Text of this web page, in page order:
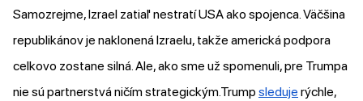
Samozrejme, Izrael zatiaľ nestratí USA ako spojenca. Väčšina
republikánov je naklonená Izraelu, takže americká podpora
celkovo zostane silná. Ale, ako sme už spomenuli, pre Trumpa
nie sú partnerstvá ničím strategickým.Trump sleduje rýchle,